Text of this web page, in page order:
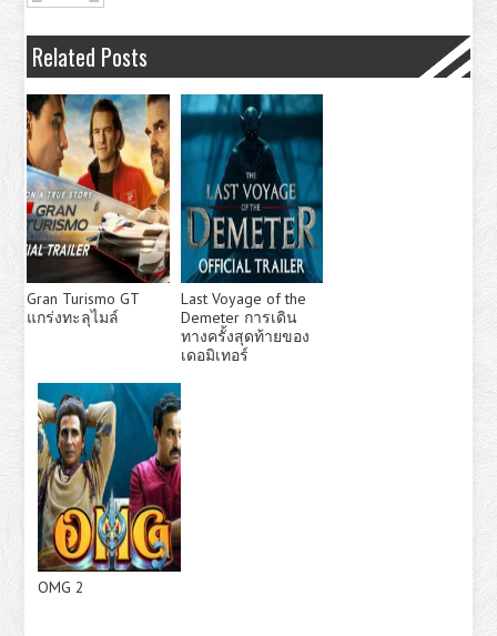
Related Posts
Gran Turismo GT
แกร่งทะลุไมล์
Last Voyage of the
Demeter การเดิน
ทางครั้งสุดท้ายของ
เดอมิเทอร์
OMG 2